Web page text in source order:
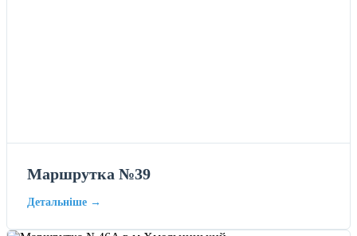
Маршрутка №39
Детальніше →